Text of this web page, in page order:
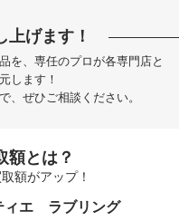
上げます！
を、専任のプロが各専門店と
します！
、ぜひご相談ください。
額とは？
額がアップ！
ィエ ラブリング